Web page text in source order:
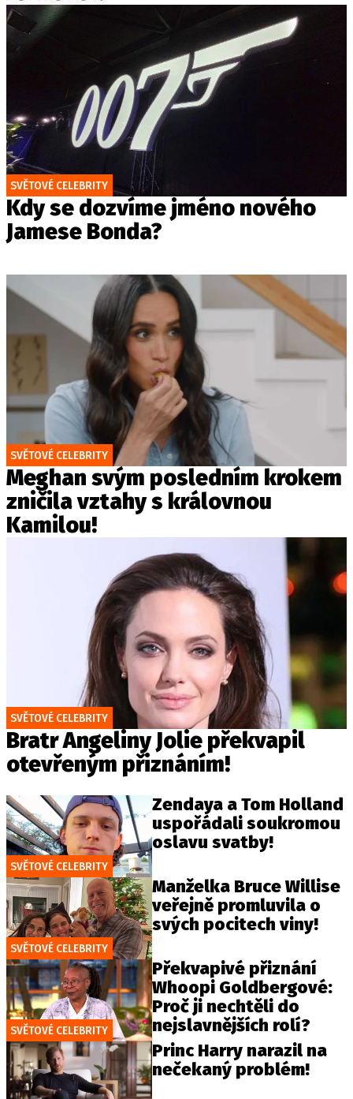
SVĚTOVÉ CELEBRITY
Kdy se dozvíme jméno nového
Jamese Bonda?
SVĚTOVÉ CELEBRITY
Meghan svým posledním krokem
zničila vztahy s královnou
Kamilou!
SVĚTOVÉ CELEBRITY
Bratr Angeliny Jolie překvapil
otevřeným přiznáním!
SVĚTOVÉ CELEBRITY
Zendaya a Tom Holland
uspořádali soukromou
oslavu svatby!
SVĚTOVÉ CELEBRITY
Manželka Bruce Willise
veřejně promluvila o
svých pocitech viny!
SVĚTOVÉ CELEBRITY
Překvapivé přiznání
Whoopi Goldbergové:
Proč ji nechtěli do
nejslavnějších rolí?
Princ Harry narazil na
nečekaný problém!